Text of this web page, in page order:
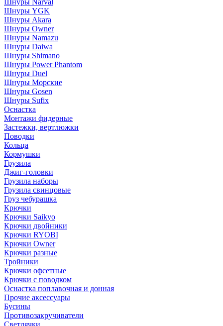
Шнуры Narval
Шнуры YGK
Шнуры Akara
Шнуры Owner
Шнуры Namazu
Шнуры Daiwa
Шнуры Shimano
Шнуры Power Phantom
Шнуры Duel
Шнуры Морские
Шнуры Gosen
Шнуры Sufix
Оснастка
Монтажи фидерные
Застежки, вертлюжки
Поводки
Кольца
Кормушки
Грузила
Джиг-головки
Грузила наборы
Грузила свинцовые
Груз чебурашка
Крючки
Крючки Saikyo
Крючки двойники
Крючки RYOBI
Крючки Owner
Крючки разные
Тройники
Крючки офсетные
Крючки с поводком
Оснастка поплавочная и донная
Прочие аксессуары
Бусины
Противозакручиватели
Светлячки